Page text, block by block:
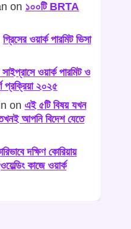
on ১০০টি BRTA
গ্রিসের ওয়ার্ক পারমিট ভিসা
ওয়ার্ক পারমিট ও
প্রক্রিয়া ২০২৫
onএই ৫টি বিষয় যখন
আপনি বিদেশ যেতে
দক্ষিণ কোরিয়ায়
কাজে ওয়ার্ক